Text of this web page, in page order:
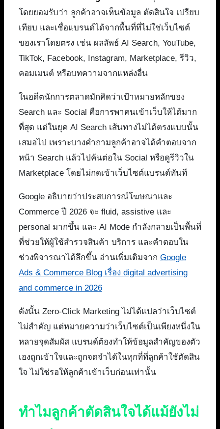
โดยยอมรับว่า ลูกค้าอาจเห็นข้อมูล ตัดสินใจ เปรียบ
เทียบ และเชื่อแบรนด์ได้จากพื้นที่ที่ไม่ใช่เว็บไซต์
ของเราโดยตรง เช่น ผลลัพธ์ AI Search, YouTube,
TikTok, Facebook, Instagram, Marketplace, รีวิว,
คอมเมนต์ หรือบทความจากแหล่งอื่น
ในอดีตนักการตลาดมักคิดว่าเป้าหมายหลักของ
Search และ Social คือการพาคนเข้าเว็บให้ได้มาก
ที่สุด แต่ในยุค AI Search เส้นทางไม่ได้ตรงแบบนั้น
เสมอไป เพราะบางคำถามลูกค้าอาจได้คำตอบจาก
หน้า Search แล้วไปค้นต่อใน Social หรือดูรีวิวใน
Marketplace โดยไม่กดเข้าเว็บไซต์แบรนด์ทันที
Google อธิบายว่าประสบการณ์โฆษณาและ
Commerce ปี 2026 จะ fluid, assistive และ
personal มากขึ้น และ AI Mode กำลังกลายเป็นพื้นที่
ที่ช่วยให้ผู้ใช้สำรวจสินค้า บริการ และคำตอบใน
ช่วงพิจารณาได้ลึกขึ้น อ่านเพิ่มเติมจาก Google
Ads & Commerce Blog เรื่อง digital advertising
and commerce in 2026
ดังนั้น Zero-Click Marketing ไม่ได้แปลว่าเว็บไซต์
ไม่สำคัญ แต่หมายความว่าเว็บไซต์เป็นเพียงหนึ่งใน
หลายจุดสัมผัส แบรนด์ต้องทำให้ข้อมูลสำคัญของตัว
เองถูกเข้าใจและถูกจดจำได้ในทุกที่ที่ลูกค้าใช้ตัดสิน
ใจ ไม่ใช่รอให้ลูกค้าเข้าเว็บก่อนเท่านั้น
ทำไมลูกค้าตัดสินใจได้แม้ยังไม่